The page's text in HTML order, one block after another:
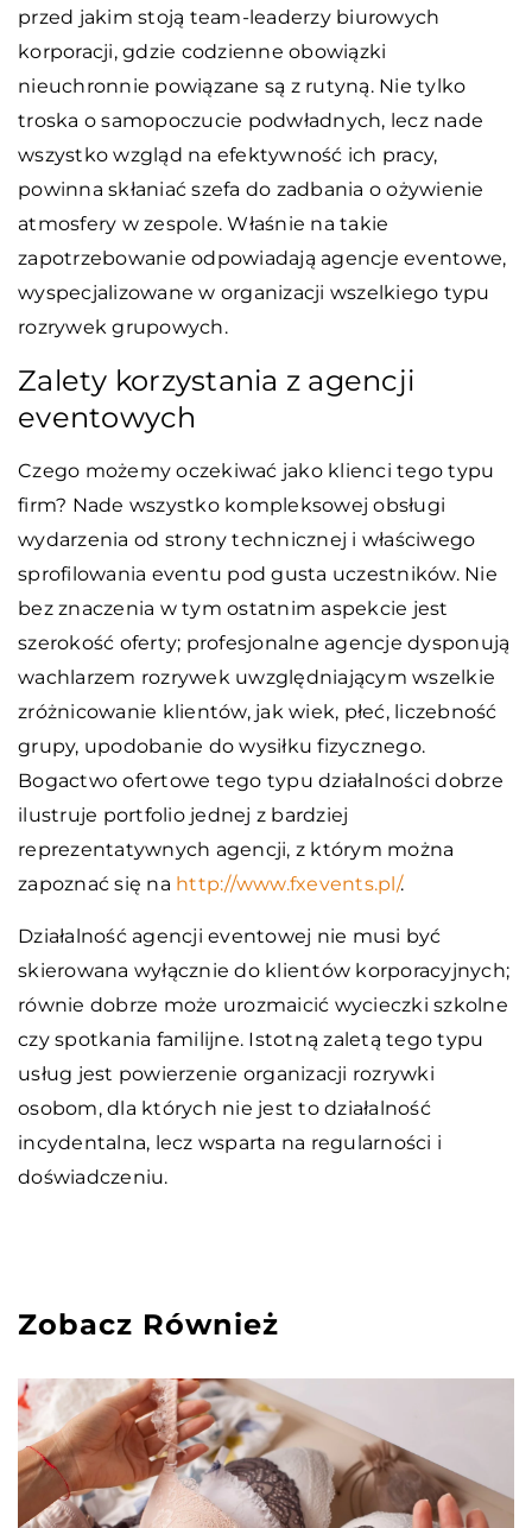
przed jakim stoją team-leaderzy biurowych
korporacji, gdzie codzienne obowiązki
nieuchronnie powiązane są z rutyną. Nie tylko
troska o samopoczucie podwładnych, lecz nade
wszystko wzgląd na efektywność ich pracy,
powinna skłaniać szefa do zadbania o ożywienie
atmosfery w zespole. Właśnie na takie
zapotrzebowanie odpowiadają agencje eventowe,
wyspecjalizowane w organizacji wszelkiego typu
rozrywek grupowych.
Zalety korzystania z agencji
eventowych
Czego możemy oczekiwać jako klienci tego typu
firm? Nade wszystko kompleksowej obsługi
wydarzenia od strony technicznej i właściwego
sprofilowania eventu pod gusta uczestników. Nie
bez znaczenia w tym ostatnim aspekcie jest
szerokość oferty; profesjonalne agencje dysponują
wachlarzem rozrywek uwzględniającym wszelkie
zróżnicowanie klientów, jak wiek, płeć, liczebność
grupy, upodobanie do wysiłku fizycznego.
Bogactwo ofertowe tego typu działalności dobrze
ilustruje portfolio jednej z bardziej
reprezentatywnych agencji, z którym można
zapoznać się na http://www.fxevents.pl/.
Działalność agencji eventowej nie musi być
skierowana wyłącznie do klientów korporacyjnych;
równie dobrze może urozmaicić wycieczki szkolne
czy spotkania familijne. Istotną zaletą tego typu
usług jest powierzenie organizacji rozrywki
osobom, dla których nie jest to działalność
incydentalna, lecz wsparta na regularności i
doświadczeniu.
Zobacz Również